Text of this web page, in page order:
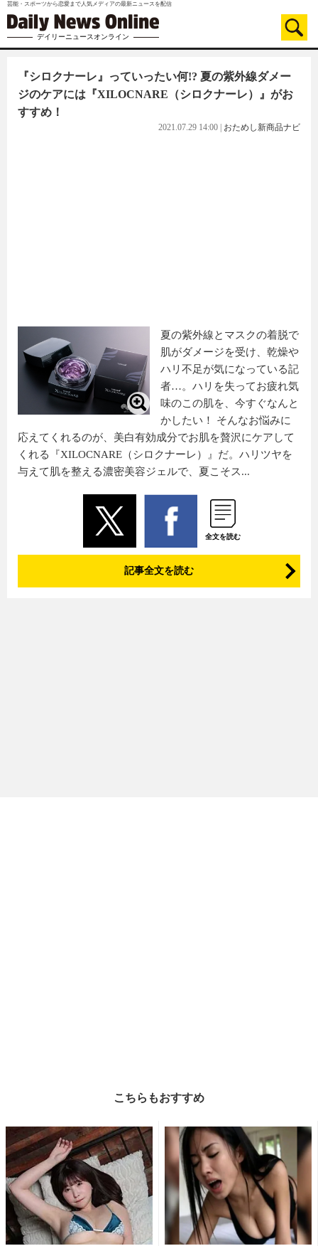
芸能・スポーツから恋愛まで人気メディアの最新ニュースを配信
デイリーニュースオンライン
『シロクナーレ』っていったい何!? 夏の紫外線ダメー
ジのケアには『XILOCNARE（シロクナーレ）』がお
すすめ！
2021.07.29 14:00 おためし新商品ナビ
夏の紫外線とマスクの着脱で
肌がダメージを受け、乾燥や
ハリ不足が気になっている記
者…。ハリを失ってお疲れ気
味のこの肌を、今すぐなんと
かしたい！ そんなお悩みに
応えてくれるのが、美白有効成分でお肌を贅沢にケアして
くれる『XILOCNARE（シロクナーレ）』だ。ハリツヤを
与えて肌を整える濃密美容ジェルで、夏こそス...
全文を読む
記事全文を読む
こちらもおすすめ